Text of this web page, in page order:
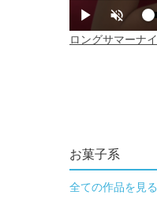
お菓子系
全ての作品を見る